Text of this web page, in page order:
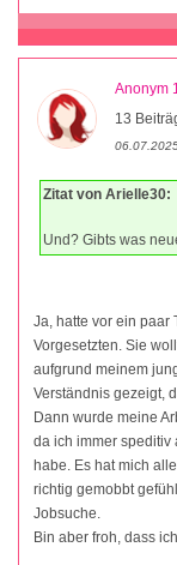
Anonym
13
Zitat von Arielle30:
Und? Gibts was
Ja, hatte vor ein paar
Vorgesetzten. Sie
aufgrund meinem
Verständnis gezeigt,
Dann wurde meine
da ich immer speditiv
habe. Es hat mich
richtig gemobbt
Jobsuche.
Bin aber froh, dass